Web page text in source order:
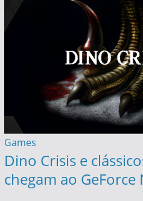
Games
Dino Crisis e
chegam ao GeForce